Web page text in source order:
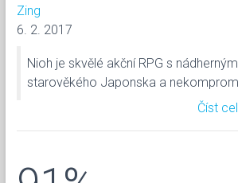
Zing
6. 2. 2017
Nioh je skvělé akční RPG s
starověkého Japonska a
Číst